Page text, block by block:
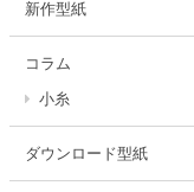
新作型紙
コラム
小糸
ダウンロード型紙